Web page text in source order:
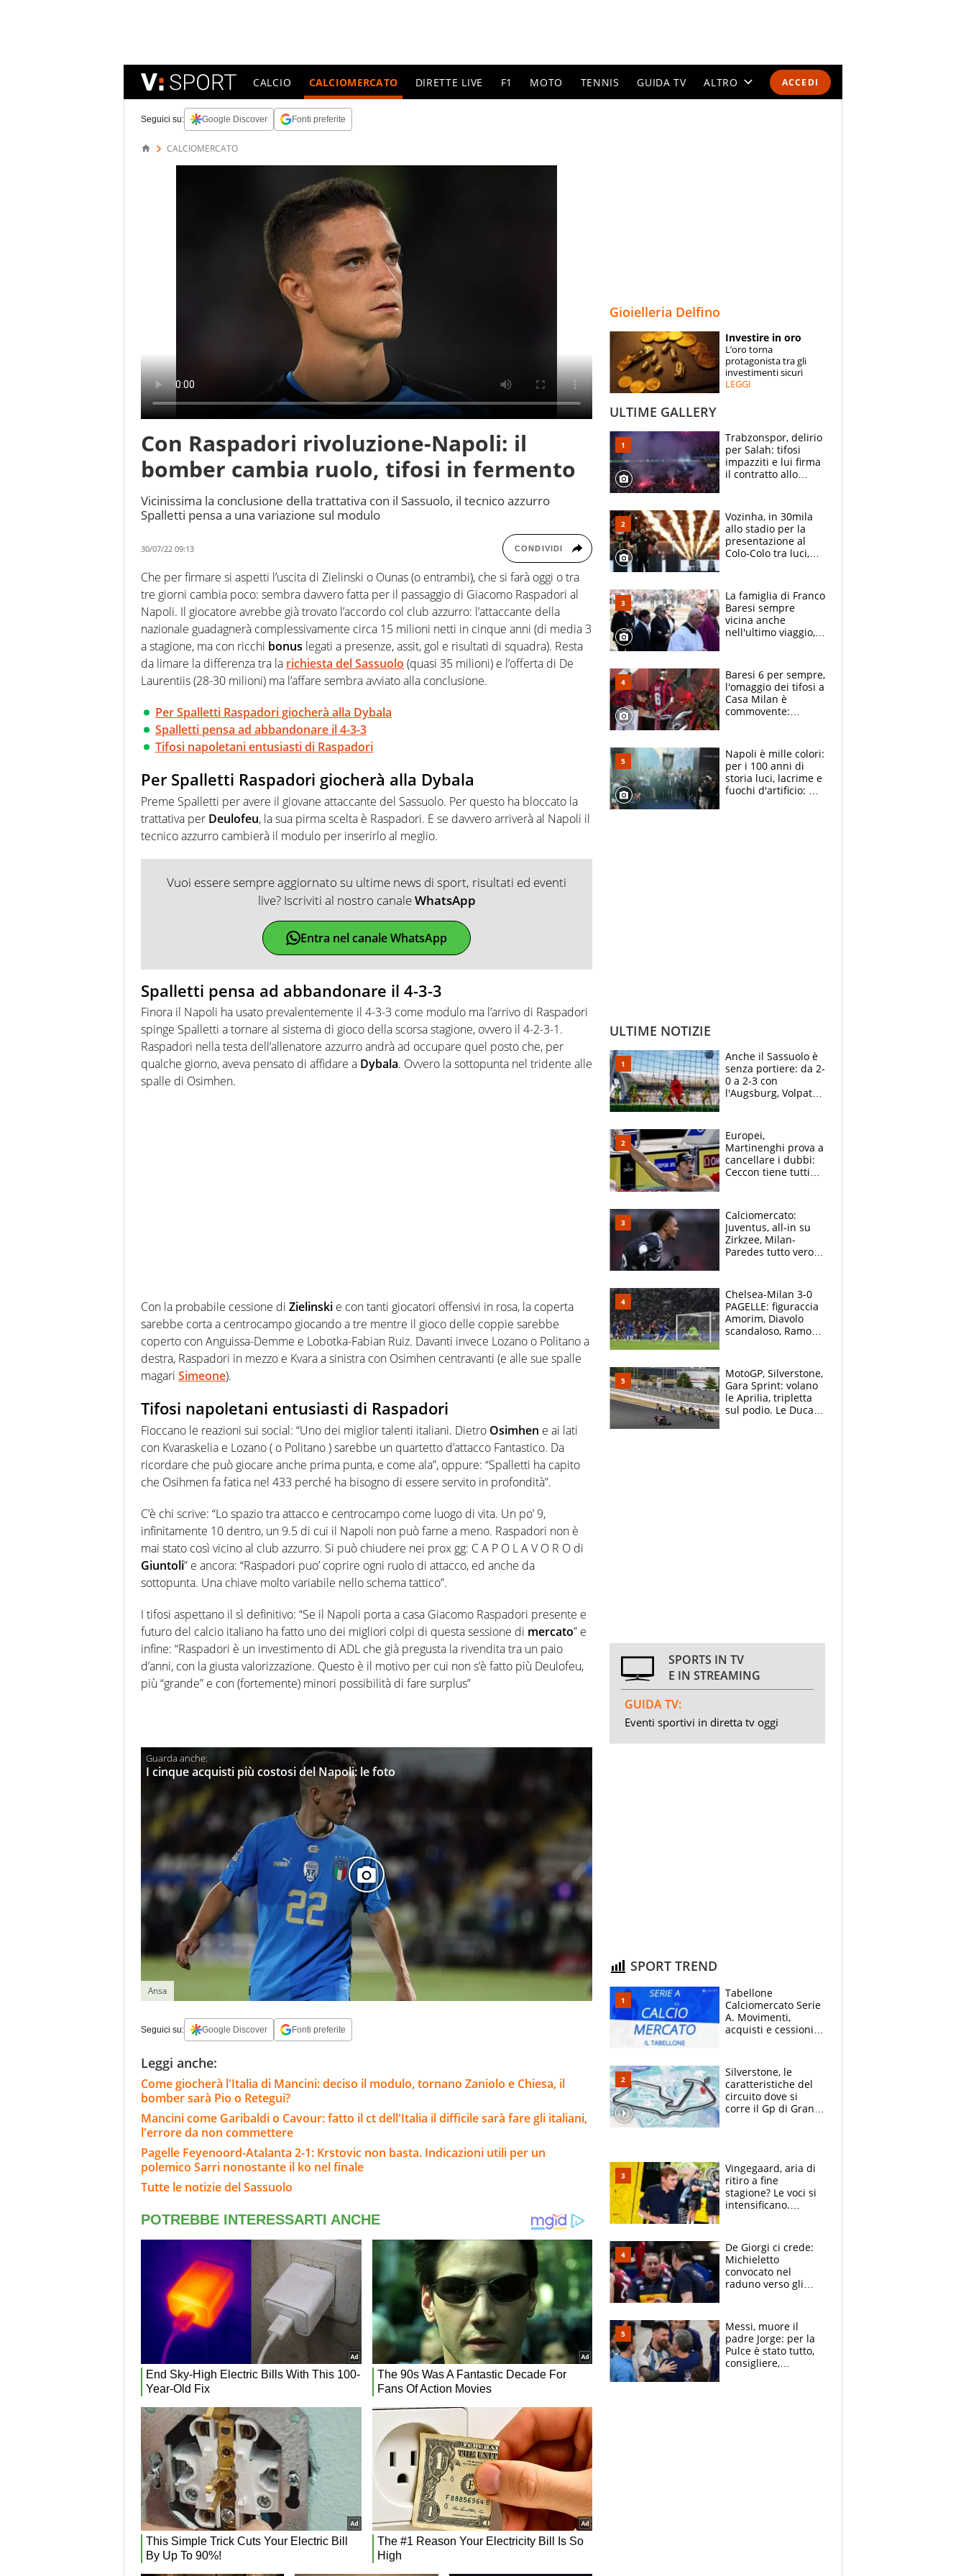
ACCEDI
CALCIO CALCIOMERCATO DIRETTE LIVE F1 MOTO TENNIS GUIDA TV ALTRO
SPECIALI
ESPERTI
Seguici su: Google Discover Fonti preferite
CALCIOMERCATO
Con Raspadori rivoluzione-Napoli: il
bomber cambia ruolo, tifosi in fermento
Vicinissima la conclusione della trattativa con il Sassuolo, il tecnico azzurro
Spalletti pensa a una variazione sul modulo
30/07/22 09:13 CONDIVIDI
Che per firmare si aspetti l’uscita di Zielinski o Ounas (o entrambi), che si farà oggi o tra
tre giorni cambia poco: sembra davvero fatta per il passaggio di Giacomo Raspadori al
Napoli. Il giocatore avrebbe già trovato l’accordo col club azzurro: l’attaccante della
nazionale guadagnerà complessivamente circa 15 milioni netti in cinque anni (di media 3
a stagione, ma con ricchi bonus legati a presenze, assit, gol e risultati di squadra). Resta
da limare la differenza tra la richiesta del Sassuolo (quasi 35 milioni) e l’offerta di De
Laurentiis (28-30 milioni) ma l’affare sembra avviato alla conclusione.
Per Spalletti Raspadori giocherà alla Dybala
Spalletti pensa ad abbandonare il 4-3-3
Tifosi napoletani entusiasti di Raspadori
Per Spalletti Raspadori giocherà alla Dybala
Preme Spalletti per avere il giovane attaccante del Sassuolo. Per questo ha bloccato la
trattativa per Deulofeu, la sua pirma scelta è Raspadori. E se davvero arriverà al Napoli il
tecnico azzurro cambierà il modulo per inserirlo al meglio.
Vuoi essere sempre aggiornato su ultime news di sport, risultati ed eventi
live? Iscriviti al nostro canaleWhatsApp
Entra nel canale WhatsApp
Spalletti pensa ad abbandonare il 4-3-3
Finora il Napoli ha usato prevalentemente il 4-3-3 come modulo ma l’arrivo di Raspadori
spinge Spalletti a tornare al sistema di gioco della scorsa stagione, ovvero il 4-2-3-1.
Raspadori nella testa dell’allenatore azzurro andrà ad occupare quel posto che, per
qualche giorno, aveva pensato di affidare a Dybala. Ovvero la sottopunta nel tridente alle
spalle di Osimhen.
Con la probabile cessione di Zielinski e con tanti giocatori offensivi in rosa, la coperta
sarebbe corta a centrocampo giocando a tre mentre il gioco delle coppie sarebbe
coperto con Anguissa-Demme e Lobotka-Fabian Ruiz. Davanti invece Lozano o Politano a
destra, Raspadori in mezzo e Kvara a sinistra con Osimhen centravanti (e alle sue spalle
magari Simeone).
Tifosi napoletani entusiasti di Raspadori
Fioccano le reazioni sui social: “Uno dei miglior talenti italiani. Dietro Osimhen e ai lati
con Kvaraskelia e Lozano ( o Politano ) sarebbe un quartetto d’attacco Fantastico. Da
ricordare che può giocare anche prima punta, e come ala”, oppure: “Spalletti ha capito
che Osihmen fa fatica nel 433 perché ha bisogno di essere servito in profondità”.
C’è chi scrive: “Lo spazio tra attacco e centrocampo come luogo di vita. Un po’ 9,
infinitamente 10 dentro, un 9.5 di cui il Napoli non può farne a meno. Raspadori non è
mai stato così vicino al club azzurro. Si può chiudere nei prox gg: C A P O L A V O R O di
Giuntoli” e ancora: “Raspadori puo’ coprire ogni ruolo di attacco, ed anche da
sottopunta. Una chiave molto variabile nello schema tattico”.
I tifosi aspettano il sì definitivo: “Se il Napoli porta a casa Giacomo Raspadori presente e
futuro del calcio italiano ha fatto uno dei migliori colpi di questa sessione di mercato” e
infine: “Raspadori è un investimento di ADL che già pregusta la rivendita tra un paio
d’anni, con la giusta valorizzazione. Questo è il motivo per cui non s’è fatto più Deulofeu,
più “grande” e con (fortemente) minori possibilità di fare surplus”
I cinque acquisti più costosi del Napoli: le foto
Ansa
Seguici su: Google Discover Fonti preferite
Leggi anche:
Come giocherà l'Italia di Mancini: deciso il modulo, tornano Zaniolo e Chiesa, il
bomber sarà Pio o Retegui?
Mancini come Garibaldi o Cavour: fatto il ct dell'Italia il difficile sarà fare gli italiani,
l'errore da non commettere
Pagelle Feyenoord-Atalanta 2-1: Krstovic non basta. Indicazioni utili per un
polemico Sarri nonostante il ko nel finale
Tutte le notizie del Sassuolo
Gioielleria Delfino
Investire in oro
L’oro torna
protagonista tra gli
investimenti sicuri
LEGGI
ULTIME GALLERY
Trabzonspor, delirio
per Salah: tifosi
impazziti e lui firma
il contratto allo
Vozinha, in 30mila
allo stadio per la
presentazione al
Colo-Colo tra luci,
La famiglia di Franco
Baresi sempre
vicina anche
nell'ultimo viaggio,
circondati
dall'affetto dei tifosi
Baresi 6 per sempre,
l'omaggio dei tifosi a
Casa Milan è
commovente:
bigliettini
Napoli è mille colori:
per i 100 anni di
storia luci, lacrime e
fuochi d'artificio: De
ULTIME NOTIZIE
Anche il Sassuolo è
senza portiere: da 2-
0 a 2-3 con
l'Augsburg, Volpato
Europei,
Martinenghi prova a
cancellare i dubbi:
Ceccon tiene tutti
Curtis
Calciomercato:
Juventus, all-in su
Zirkzee, Milan-
Paredes tutto vero,
Chelsea-Milan 3-0
PAGELLE: figuraccia
Amorim, Diavolo
scandaloso, Ramos
MotoGP, Silverstone,
Gara Sprint: volano
le Aprilia, tripletta
sul podio. Le Ducati
SPORTS IN TV
E IN STREAMING
GUIDA TV:
Eventi sportivi in diretta tv oggi
SPORT TREND
Tabellone
Calciomercato Serie
A. Movimenti,
acquisti e cessioni:
Silverstone, le
caratteristiche del
circuito dove si
corre il Gp di Gran
Vingegaard, aria di
ritiro a fine
stagione? Le voci si
intensificano.
vuole la Roubaix
De Giorgi ci crede:
Michieletto
convocato nel
raduno verso gli
Messi, muore il
padre Jorge: per la
Pulce è stato tutto,
consigliere,